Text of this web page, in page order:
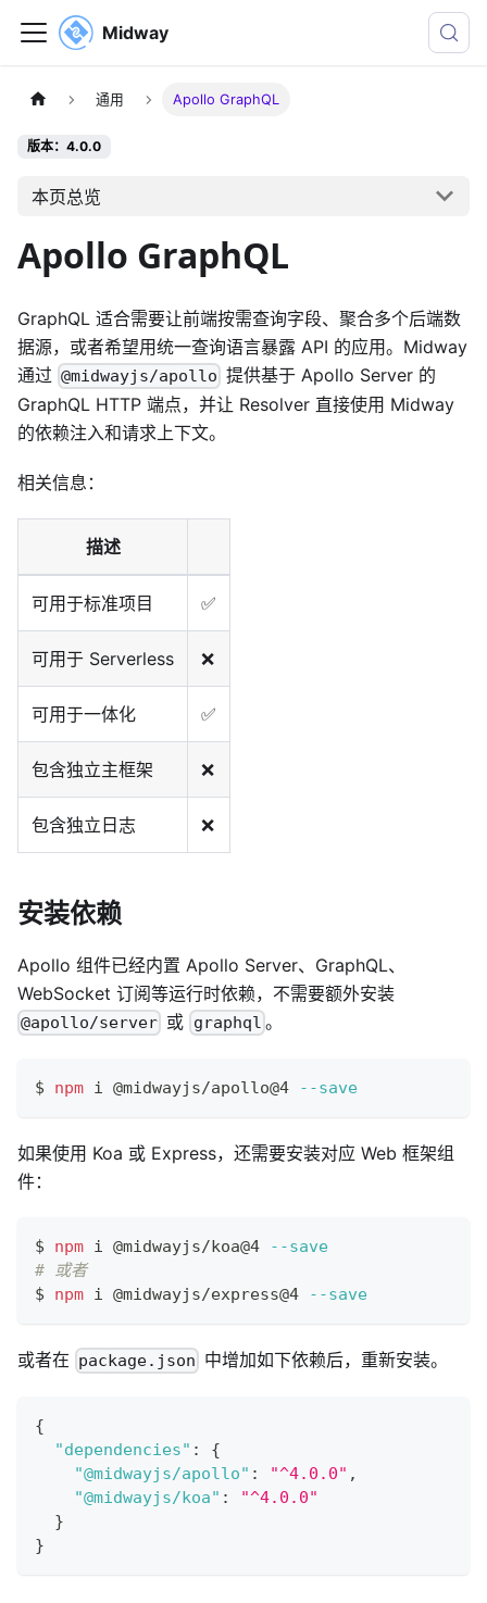
Midway
通用 Apollo GraphQL
版本：4.0.0
本页总览
Apollo GraphQL
GraphQL 适合需要让前端按需查询字段、聚合多个后端数
据源，或者希望用统一查询语言暴露 API 的应用。Midway
通过 @midwayjs/apollo 提供基于 Apollo Server 的
GraphQL HTTP 端点，并让 Resolver 直接使用 Midway
的依赖注入和请求上下文。
相关信息：
描述
可用于标准项目 ✅
可用于 Serverless ❌
可用于一体化 ✅
包含独立主框架 ❌
包含独立日志 ❌
安装依赖
Apollo 组件已经内置 Apollo Server、GraphQL、
WebSocket 订阅等运行时依赖，不需要额外安装
@apollo/server 或 graphql 。
$ npm i @midwayjs/apollo@4 --save
如果使用 Koa 或 Express，还需要安装对应 Web 框架组
件：
$ npm i @midwayjs/koa@4
--save
# 或者
$ npm i @midwayjs/express@4 --save
或者在 package.json 中增加如下依赖后，重新安装。
{
"dependencies" :
{
"@midwayjs/apollo" : "^4.0.0" ,
"@midwayjs/koa" :
"^4.0.0"
}
}